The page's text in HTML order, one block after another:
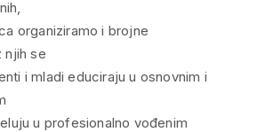
organiziramo i brojne
njih se
i mladi educiraju u osnovnim i
u profesionalno vođenim